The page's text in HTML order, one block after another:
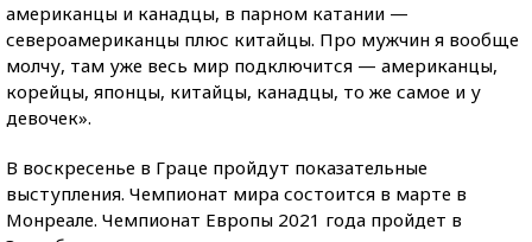
американцы и канадцы, в парном катании —
североамериканцы плюс китайцы. Про мужчин я вообще
молчу, там уже весь мир подключится — американцы,
корейцы, японцы, китайцы, канадцы, то же самое и у
девочек».
В воскресенье в Граце пройдут показательные
выступления. Чемпионат мира состоится в марте в
Монреале. Чемпионат Европы 2021 года пройдет в